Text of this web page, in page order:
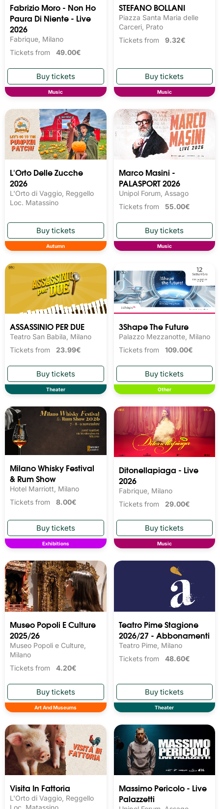
Fabrizio Moro - Non Ho
Paura Di Niente - Live
2026
Fabrique, Milano
Tickets from 49.00€
Music
STEFANO BOLLANI
Piazza Santa Maria delle
Carceri, Prato
Tickets from 9.32€
Music
L'Orto Delle Zucche
2026
L'Orto di Vaggio, Reggello
Loc. Matassino
Autumn
Marco Masini -
PALASPORT 2026
Unipol Forum, Assago
Tickets from 55.00€
Music
ASSASSINIO PER DUE
Teatro San Babila, Milano
Tickets from 23.99€
Theater
3Shape The Future
Palazzo Mezzanotte, Milano
Tickets from 109.00€
Other
Milano Whisky Festival
& Rum Show
Hotel Marriott, Milano
Tickets from 8.00€
Exhibitions
Ditonellapiaga - Live
2026
Fabrique, Milano
Tickets from 29.00€
Music
Museo Popoli E Culture
2025/26
Museo Popoli e Culture,
Milano
Tickets from 4.20€
Art And Museums
Teatro Pime Stagione
2026/27 - Abbonamenti
Teatro Pime, Milano
Tickets from 48.60€
Theater
Visita In Fattoria
L'Orto di Vaggio, Reggello
Loc. Matassino
Massimo Pericolo - Live
Palazzetti